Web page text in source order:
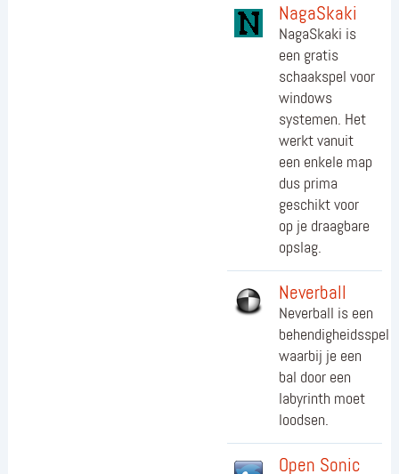
NagaSkaki
NagaSkaki is
een gratis
schaakspel voor
windows
systemen. Het
werkt vanuit
een enkele map
dus prima
geschikt voor
op je draagbare
opslag.
Neverball
Neverball is een
behendigheidsspel
waarbij je een
bal door een
labyrinth moet
loodsen.
Open Sonic